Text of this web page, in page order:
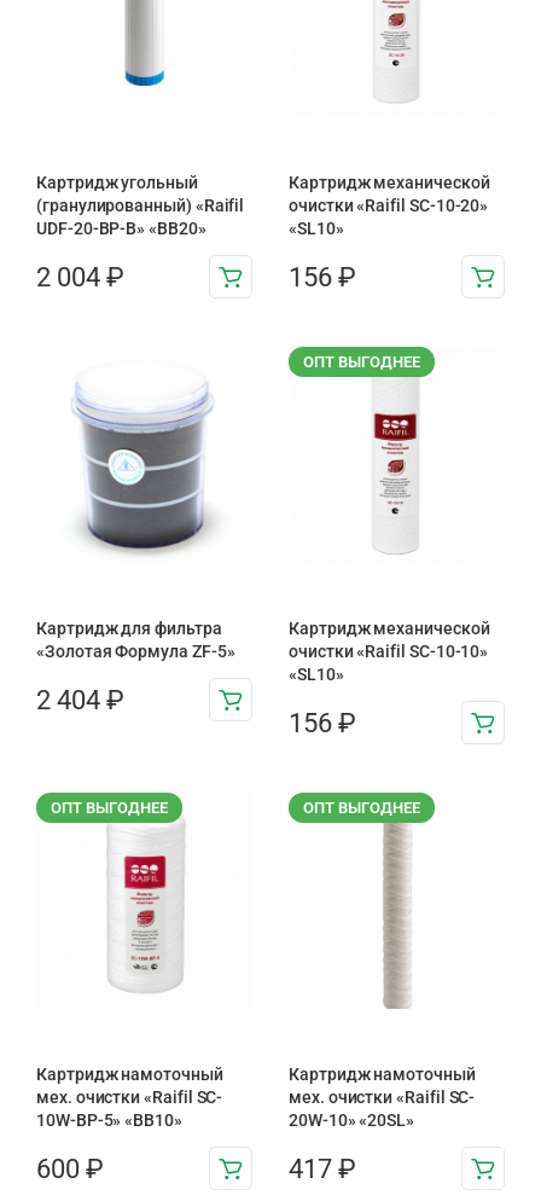
Картридж угольный
(гранулированный) «Raifil
UDF-20-BP-B» «BB20»
2 004 ₽
Картридж механической
очистки «Raifil SC-10-20»
«SL10»
156 ₽
Картридж для фильтра
«Золотая Формула ZF-5»
2 404 ₽
ОПТ ВЫГОДНЕЕ
Картридж механической
очистки «Raifil SC-10-10»
«SL10»
156 ₽
ОПТ ВЫГОДНЕЕ
Картридж намоточный
мех. очистки «Raifil SC-
10W-BP-5» «BB10»
600 ₽
ОПТ ВЫГОДНЕЕ
Картридж намоточный
мех. очистки «Raifil SC-
20W-10» «20SL»
417 ₽